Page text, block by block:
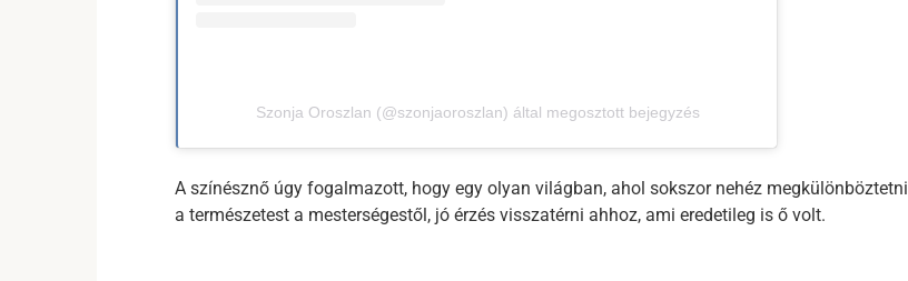
Szonja Oroszlan (@szonjaoroszlan) által megosztott bejegyzés
A színésznő úgy fogalmazott, hogy egy olyan világban, ahol sokszor nehéz megkülönböztetni
a természetest a mesterségestől, jó érzés visszatérni ahhoz, ami eredetileg is ő volt.